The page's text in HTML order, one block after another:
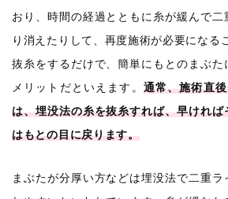
おり、時間の経過とともに糸が緩んで二
り消えたりして、再度施術が必要になる
抜糸をするだけで、簡単にもとのまぶた
メリットだといえます。 通常、施術直
は、埋没法の糸を抜糸すれば、早けれ
はもとの目に戻ります。
まぶたが分厚い方などは埋没法で二重ラ